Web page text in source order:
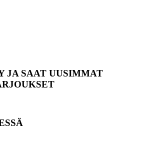
JA SAAT UUSIMMAT